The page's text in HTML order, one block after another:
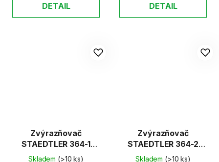
DETAIL DETAIL
Zvýrazňovač
STAEDTLER 364-1
žlutý
Skladem (>10 ks)
Zvýrazňovač
STAEDTLER 364-2
červený
Skladem (>10 ks)